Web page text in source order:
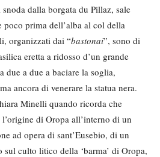
dalla borgata du Pillaz, sale
prima dell’alba al col della
organizzati dai “bastonai”, sono di
eretta a ridosso d’un grande
due a due a baciare la soglia,
ancora di venerare la statua nera.
Minelli quando ricorda che
di Oropa all’interno di un
ad opera di sant’Eusebio, di un
culto litico della ‘barma’ di Oropa,